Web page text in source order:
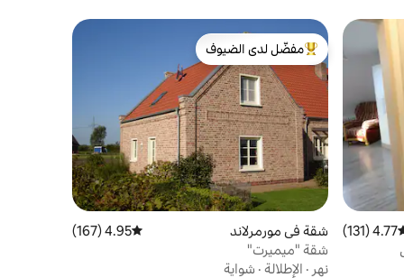
التقييم 4.77 من 5، 131 مراجعات
4.77 (131)
من أبرز البيوت المفضّلة لدى الضيوف
مفضّل لدى الضيوف
شقة في مورمرلاند متوسط التقييم 4.95 من 5، 167 مراجعات
4.95 (167)
شقة "ميميرت"
نهر · الإطلالة · شواية